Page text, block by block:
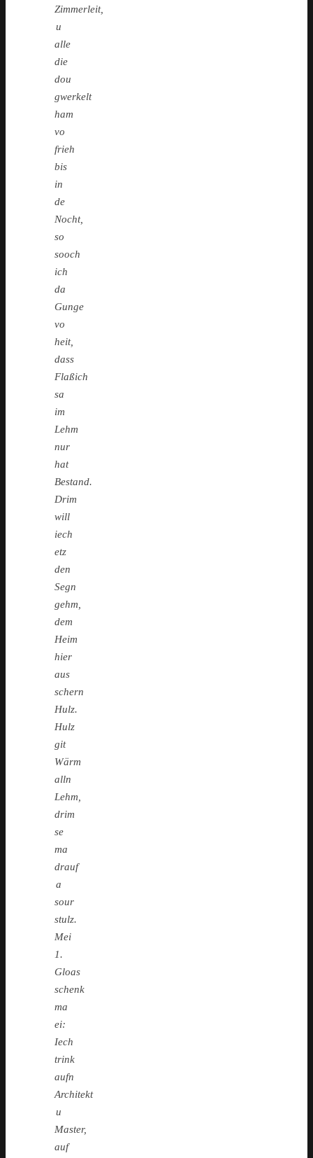
Zimmerleit,
u
alle
die
dou
gwerkelt
ham
vo
frieh
bis
in
de
Nocht,
so
sooch
ich
da
Gunge
vo
heit,
dass
Flaßich
sa
im
Lehm
nur
hat
Bestand.
Drim
will
iech
etz
den
Segn
gehm,
dem
Heim
hier
aus
schern
Hulz.
Hulz
git
Wärm
alln
Lehm,
drim
se
ma
drauf
a
sour
stulz.
Mei
1.
Gloas
schenk
ma
ei:
Iech
trink
aufn
Architekt
u
Master,
auf